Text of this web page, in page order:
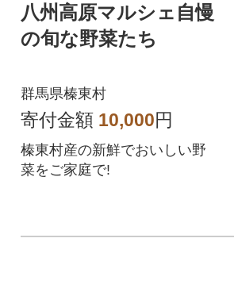
八州高原マルシェ自慢
の旬な野菜たち
群馬県榛東村
寄付金額 10,000円
榛東村産の新鮮でおいしい野
菜をご家庭で!